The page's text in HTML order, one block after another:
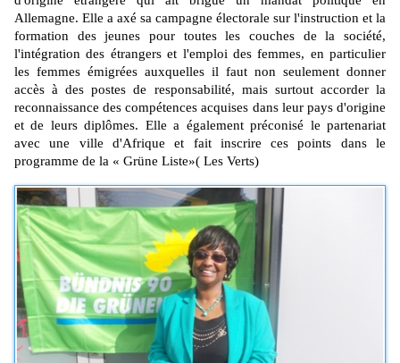
Allemagne. Elle a axé sa campagne électorale sur l'instruction et la
formation des jeunes pour toutes les couches de la société,
l'intégration des étrangers et l'emploi des femmes, en particulier
les femmes émigrées auxquelles il faut non seulement donner
accès à des postes de responsabilité, mais surtout accorder la
reconnaissance des compétences acquises dans leur pays d'origine
et de leurs diplômes. Elle a également préconisé le partenariat
avec une ville d'Afrique et fait inscrire ces points dans le
programme de la « Grüne Liste»( Les Verts)